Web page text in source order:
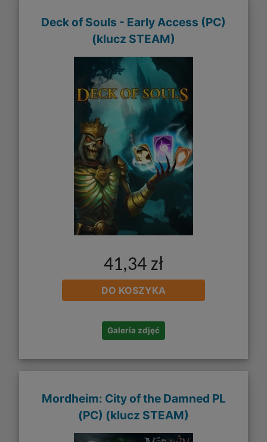
Deck of Souls - Early Access (PC)
(klucz STEAM)
41,34 zł
DO KOSZYKA
Galeria zdjęć
Mordheim: City of the Damned PL
(PC) (klucz STEAM)